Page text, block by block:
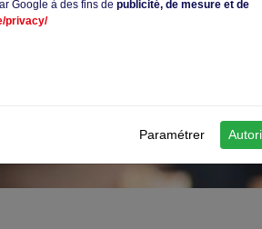
Google à des fins de publicité, de mesure et de
privacy/
Paramétrer